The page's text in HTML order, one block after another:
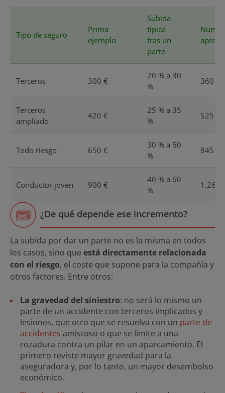
Tipo de seguro
Prima
ejemplo
Subida
típica
tras un
parte
aprox.
Terceros 300 €
20 % a 30
%
360 €
Terceros
ampliado
420 €
25 % a 35
%
525 €
Todo riesgo 650 €
30 % a 50
%
845 €
Conductor joven 900 €
40 % a 60
%
1.260
¿De qué depende ese incremento?
La subida por dar un parte no es la misma en todos
los casos, sino que está directamente relacionada
con el riesgo, el coste que supone para la compañía y
otros factores. Entre otros:
La gravedad del siniestro: no será lo mismo un
parte de un accidente con terceros implicados y
lesiones, que otro que se resuelva con un parte de
accidentes amistoso o que se limite a una
rozadura contra un pilar en un aparcamiento. El
primero reviste mayor gravedad para la
aseguradora y, por lo tanto, un mayor desembolso
económico.